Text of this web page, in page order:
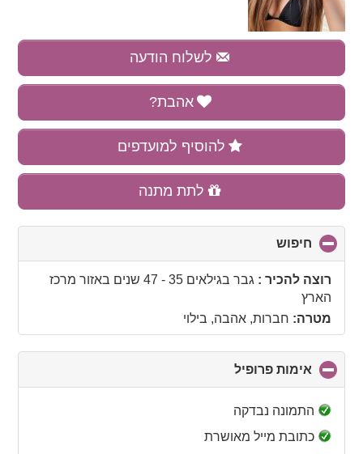
לשלוח הודעה
אהבת?
להוסיף למועדפים
לתת מתנה
חיפוש
to
collapseרוצה להכיר : גבר בגילאים 35 - 47 שנים באזור מרכז
הארץ
מטרה: חברות, אהבה, בילוי
אימות פרופיל
to
התמונה נבדקה
כתובת מייל מאושרת